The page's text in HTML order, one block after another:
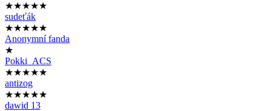
★★★★★
sudeťák
★★★★★
Anonymní fanda
★
Pokki_ACS
★★★★★
antizog
★★★★★
dawid 13